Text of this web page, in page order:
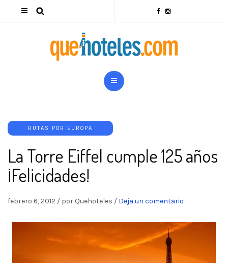
RUTAS POR EUROPA
La Torre Eiffel cumple 125 años
¡Felicidades!
febrero 6, 2012 / por Quehoteles / Deja un comentario